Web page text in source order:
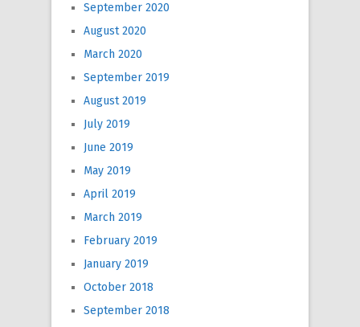
September 2020
August 2020
March 2020
September 2019
August 2019
July 2019
June 2019
May 2019
April 2019
March 2019
February 2019
January 2019
October 2018
September 2018